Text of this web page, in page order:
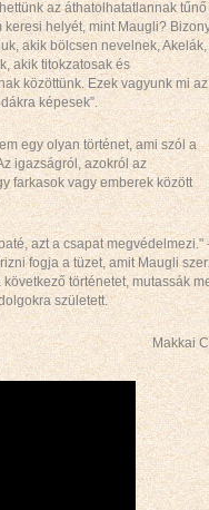
az áthatolhatatlannak tűnő
helyét, mint Maugli?
akik bölcsen nevelnek, Akelák,
akik titokzatosak és
közöttünk. Ezek vagyunk mi az
képesek”.
egy olyan történet, ami szól a
igazságról, azokról az
farkasok vagy emberek között
azt a csapat megvédelmezi."
fogja a tüzet, amit Maugli
történetet, mutassák
született.
Makkai